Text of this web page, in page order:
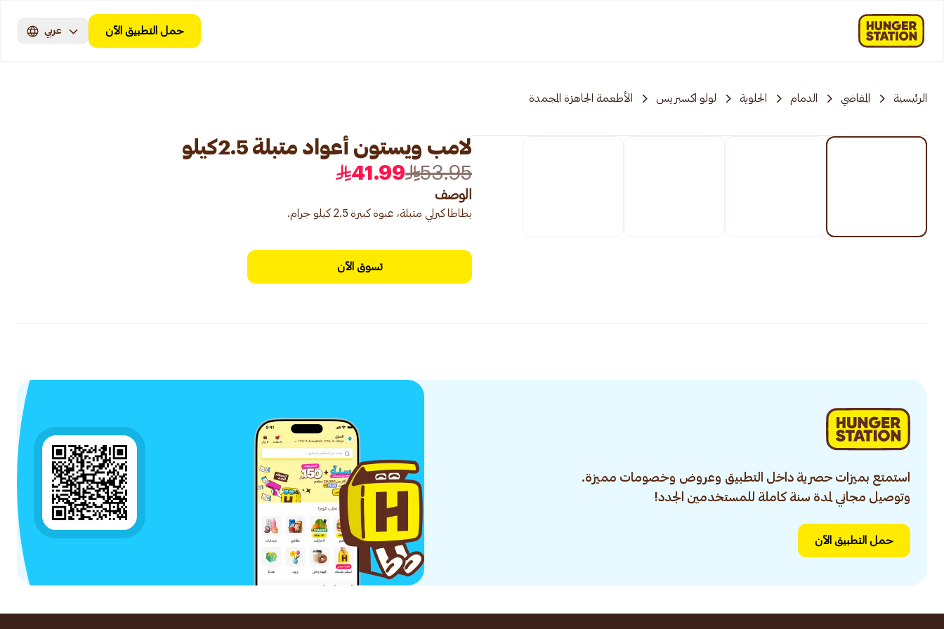
حمل التطبيق الآن عربي
الرئيسية المقاضي الدمام الجلوية لولو اكسبريس الأطعمة الجاهزة المجمدة
لامب ويستون أعواد متبلة 2.5كيلو
53.95
41.99
الوصف
بطاطا كيرلي متبلة، عبوة كبيرة 2.5 كيلو جرام.
تسوق الآن
استمتع بميزات حصرية داخل التطبيق وعروض وخصومات مميزة.
وتوصيل مجاني لمدة سنة كاملة للمستخدمين الجدد!
حمل التطبيق الآن